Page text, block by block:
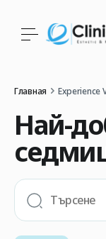
Главная Experience
Най-